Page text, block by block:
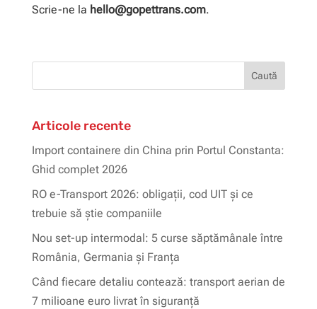
Scrie-ne la hello@gopettrans.com.
Articole recente
Import containere din China prin Portul Constanta:
Ghid complet 2026
RO e-Transport 2026: obligații, cod UIT și ce
trebuie să știe companiile
Nou set-up intermodal: 5 curse săptămânale între
România, Germania și Franța
Când fiecare detaliu contează: transport aerian de
7 milioane euro livrat în siguranță